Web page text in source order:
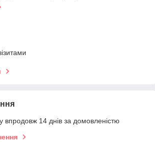
впродовж 14 днів за домовленістю